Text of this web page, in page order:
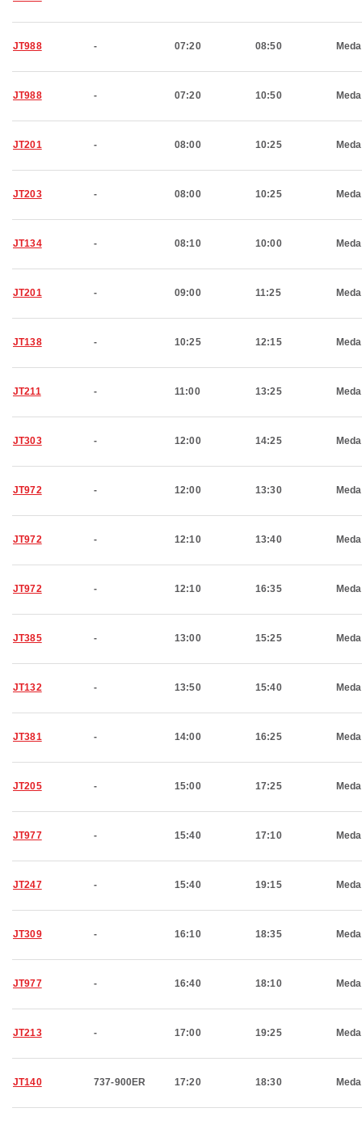
JT988 - 07:20 08:50
JT988 - 07:20 10:50
JT201 - 08:00 10:25
JT203 - 08:00 10:25
JT134 - 08:10 10:00
JT201 - 09:00 11:25
JT138 - 10:25 12:15
JT211 - 11:00 13:25
JT303 - 12:00 14:25
JT972 - 12:00 13:30
JT972 - 12:10 13:40
JT972 - 12:10 16:35
JT385 - 13:00 15:25
JT132 - 13:50 15:40
JT381 - 14:00 16:25
JT205 - 15:00 17:25
JT977 - 15:40 17:10
JT247 - 15:40 19:15
JT309 - 16:10 18:35
JT977 - 16:40 18:10
JT213 - 17:00 19:25
JT140 737-900ER 17:20 18:30